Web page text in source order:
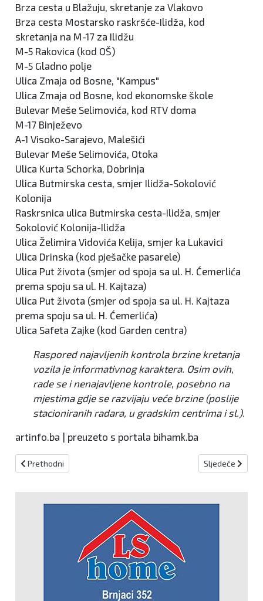
Brza cesta u Blažuju, skretanje za Vlakovo
Brza cesta Mostarsko raskršće-Ilidža, kod
skretanja na M-17 za Ilidžu
M-5 Rakovica (kod OŠ)
M-5 Gladno polje
Ulica Zmaja od Bosne, "Kampus"
Ulica Zmaja od Bosne, kod ekonomske škole
Bulevar Meše Selimovića, kod RTV doma
M-17 Binježevo
A-1 Visoko-Sarajevo, Malešići
Bulevar Meše Selimovića, Otoka
Ulica Kurta Schorka, Dobrinja
Ulica Butmirska cesta, smjer Ilidža-Sokolović
Kolonija
Raskrsnica ulica Butmirska cesta-Ilidža, smjer
Sokolović Kolonija-Ilidža
Ulica Želimira Vidovića Kelija, smjer ka Lukavici
Ulica Drinska (kod pješačke pasarele)
Ulica Put života (smjer od spoja sa ul. H. Ćemerlića
prema spoju sa ul. H. Kajtaza)
Ulica Put života (smjer od spoja sa ul. H. Kajtaza
prema spoju sa ul. H. Ćemerlića)
Ulica Safeta Zajke (kod Garden centra)
Raspored najavljenih kontrola brzine kretanja
vozila je informativnog karaktera. Osim ovih,
rade se i nenajavljene kontrole, posebno na
mjestima gdje se razvijaju veće brzine (poslije
stacioniranih radara, u gradskim centrima i sl.).
artinfo.ba | preuzeto s portala bihamk.ba
Prethodni članak: Mokri i skliski kolnici, oprez zbog odrona
Prethodni Sljedeći
Sljedeće